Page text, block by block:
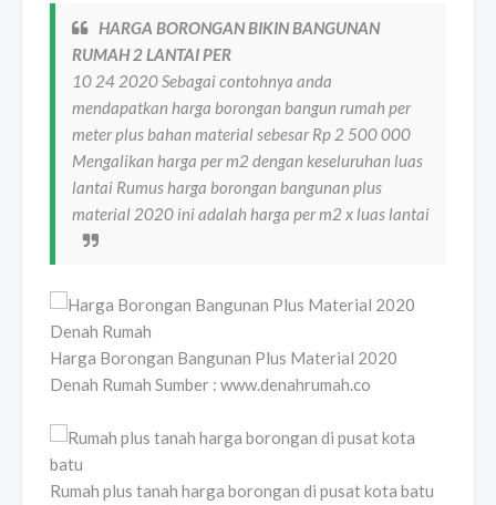
HARGA BORONGAN BIKIN BANGUNAN
RUMAH 2 LANTAI PER
10 24 2020 Sebagai contohnya anda
mendapatkan harga borongan bangun rumah per
meter plus bahan material sebesar Rp 2 500 000
Mengalikan harga per m2 dengan keseluruhan luas
lantai Rumus harga borongan bangunan plus
material 2020 ini adalah harga per m2 x luas lantai
Harga Borongan Bangunan Plus Material 2020
Denah Rumah Sumber : www.denahrumah.co
Rumah plus tanah harga borongan di pusat kota batu